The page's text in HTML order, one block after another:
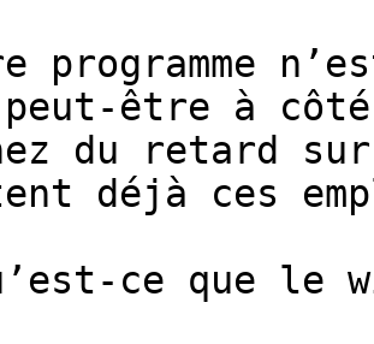
programme
peut-être à côté
du retard
déjà ces
ce que le